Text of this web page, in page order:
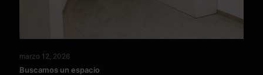
marzo 12, 2026
Buscamos un espacio